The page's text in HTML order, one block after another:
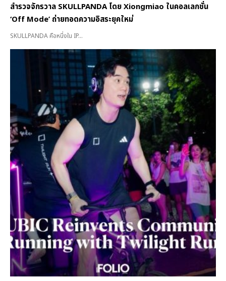
สำรวจจักรวาล SKULLPANDA โดย Xiongmiao ในคอลเลกชั่น
‘Off Mode’ ถ่ายทอดความอิสระยุคใหม่
SKULLPANDA คือหนึ่งใน IP...